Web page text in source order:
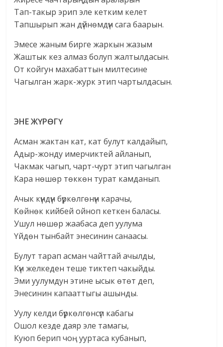
Тап-такыр эрип эле кетким келет
Тапшырып жан дүйнөмдүн сага баарын.
Эмесе жаным бирге жаркын жазым
Жаштык кез алмаз болуп жалтылдасын.
От койгун махабаттын милтесине
Чагылган жарк-журк этип чартылдасын.
ЭНЕ ЖҮРӨГҮ
Асман жактан кат, кат булут калдайып,
Адыр-жонду имерчиктей айланып,
Чакмак чагып, чарт-чурт этип чагылган
Кара нөшөр төккөн турат камданып.
Ачык күндүн бүркөлгөнүн карачы,
Көйнөк кийбей ойноп кеткен баласы.
Ушул нөшөр жаабаса деп уулума
Үйдөн тынбайт энесинин санаасы.
Булут тарап асман чайттай ачылды,
Күн желкеден теше тиктеп чакыйды.
Эми уулумдун этине ысык өтөт деп,
Энесинин капааттыгы ашынды.
Уулу келди бүркөлгөнсүп кабагы
Ошол кезде даяр эле тамагы,
Куюп берип чоң ууртаса кубанып,